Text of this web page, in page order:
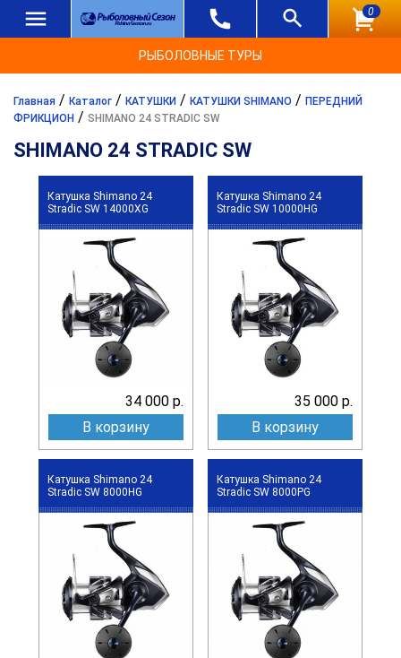
0
РЫБОЛОВНЫЕ ТУРЫ
Главная / Каталог / КАТУШКИ / КАТУШКИ SHIMANO / ПЕРЕДНИЙ
ФРИКЦИОН / SHIMANO 24 STRADIC SW
SHIMANO 24 STRADIC SW
Катушка Shimano 24
Stradic SW 14000XG
34 000 р.
В корзину
Катушка Shimano 24
Stradic SW 10000HG
35 000 р.
В корзину
Катушка Shimano 24
Stradic SW 8000HG
Катушка Shimano 24
Stradic SW 8000PG